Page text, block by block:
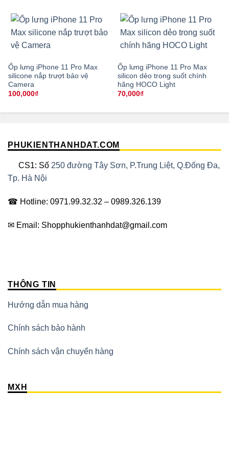
Ốp lưng iPhone 11 Pro Max
silicone nắp trượt bảo vệ
Camera
100,000₫
Ốp lưng iPhone 11 Pro Max
silicon dẻo trong suốt chính
hãng HOCO Light
70,000₫
PHUKIENTHANHDAT.COM
CS1: Số 250 đường Tây Sơn, P.Trung Liệt, Q.Đống Đa,
Tp. Hà Nội
☎ Hotline: 0971.99.32.32 – 0989.326.139
✉ Email: Shopphukienthanhdat@gmail.com
THÔNG TIN
Hướng dẫn mua hàng
Chính sách bảo hành
Chính sách vận chuyển hàng
MXH